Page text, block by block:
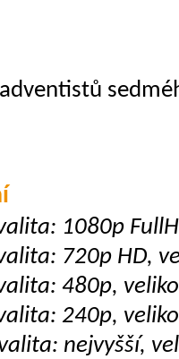
1080p
720p HD,
480p,
240p,
nejvyšší,